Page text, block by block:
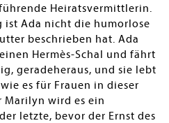
Heiratsvermittlerin.
ist Ada nicht die humorlose
beschrieben hat. Ada
Hermès-Schal und fährt
geradeheraus, und sie lebt
es für Frauen in dieser
Marilyn wird es ein
letzte, bevor der Ernst des